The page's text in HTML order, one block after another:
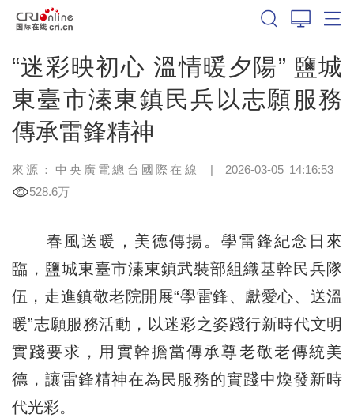
“迷彩映初心 溫情暖夕陽” 鹽城
東臺市溱東鎮民兵以志願服務
傳承雷鋒精神
來源：中央廣電總台國際在線 | 2026-03-05 14:16:53
528.6万
春風送暖，美德傳揚。學雷鋒紀念日來
臨，鹽城東臺市溱東鎮武裝部組織基幹民兵隊
伍，走進鎮敬老院開展“學雷鋒、獻愛心、送溫
暖”志願服務活動，以迷彩之姿踐行新時代文明
實踐要求，用實幹擔當傳承尊老敬老傳統美
德，讓雷鋒精神在為民服務的實踐中煥發新時
代光彩。